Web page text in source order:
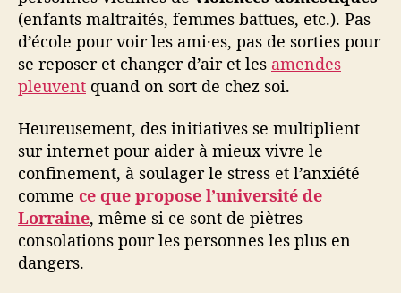
(enfants maltraités, femmes battues, etc.). Pas
d’école pour voir les ami·es, pas de sorties pour
se reposer et changer d’air et les amendes
pleuvent quand on sort de chez soi.
Heureusement, des initiatives se multiplient
sur internet pour aider à mieux vivre le
confinement, à soulager le stress et l’anxiété
comme ce que propose l’université de
Lorraine, même si ce sont de piètres
consolations pour les personnes les plus en
dangers.